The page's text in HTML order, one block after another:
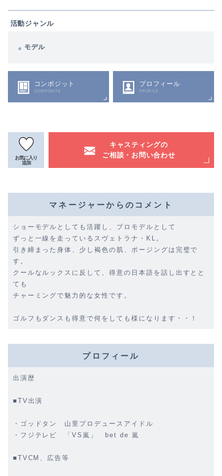
活動ジャンル
モデル
コンポジット
COMPOSITE
プロフィール
PROFILE
お気に入り
追加
キャスティングの
ご相談・お問い合わせ
マネージャーからのコメント
ショーモデルとしても活躍し、プロモデルとして
ずっと一線を走っているスヴェトラナ・KL。
引き締まった身体、少し褐色の肌、ポージングは完璧で
す。
クールなルックスに反して、得意の日本語を話し出すとと
ても
チャーミングで魅力的な女性です。
ゴルフもダンスも得意で何をしても様になります・・！
プロフィール
出演歴
■TV出演
・ゴッドタン 山里プロデュースアイドル
・フジテレビ 「VS嵐」 bet de 嵐
■TVCM、広告等